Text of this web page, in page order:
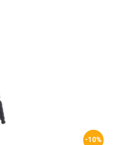
-10%